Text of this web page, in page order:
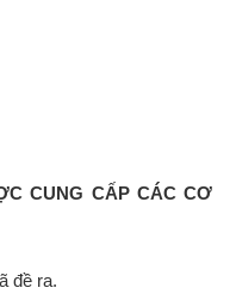
CUNG CẤP CÁC CƠ
đề ra.